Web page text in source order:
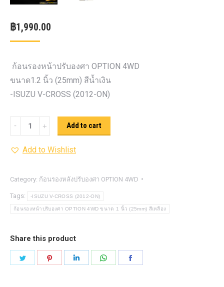
฿1,990.00
ก้อนรองหน้าปรับองศา OPTION 4WD
ขนาด1.2 นิ้ว (25mm) สีน้ำเงิน
-ISUZU V-CROSS (2012-ON)
รอง
หน้า
องศา
OPTION
4WD ขนาด
นิ้ว
(25mm)
สีน้ำเงิน
Add to cart
Add to Wishlist
Category: ก้อนรองหลังปรับองศา OPTION 4WD
Tags: -ISUZU V-CROSS (2012-ON)
ก้อนรองหน้าปรับองศา OPTION 4WD ขนาด 1 นิ้ว (25mm) สีเหลือง
Share this product